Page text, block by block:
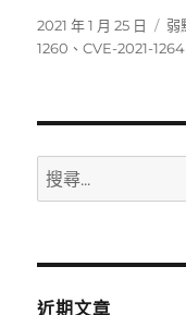
發
佈
2021 年 1 月 25 日
分
類
弱
1260 、CVE-2021-1264
搜
尋
鍵
近期文章